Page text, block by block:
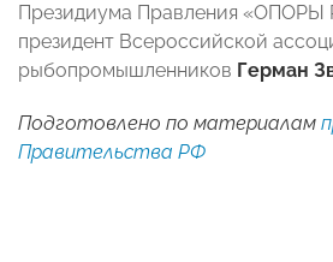
Президиума Правления
президент Всероссийской
рыбопромышленников Герман
Подготовлено по материалам
Правительства РФ